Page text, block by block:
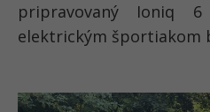
pripravovaný
elektrickým športiakom